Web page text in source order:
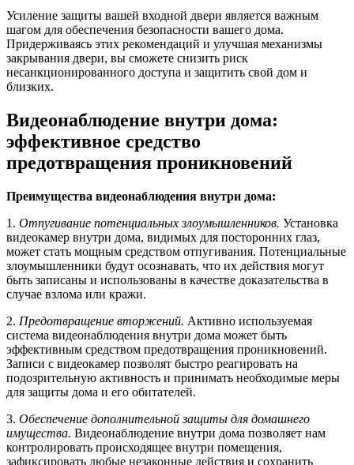
Усиление защиты вашей входной двери является важным
шагом для обеспечения безопасности вашего дома.
Придерживаясь этих рекомендаций и улучшая механизмы
закрывания двери, вы сможете снизить риск
несанкционированного доступа и защитить свой дом и
близких.
Видеонаблюдение внутри дома:
эффективное средство
предотвращения проникновений
Преимущества видеонаблюдения внутри дома:
1. Отпугивание потенциальных злоумышленников. Установка
видеокамер внутри дома, видимых для посторонних глаз,
может стать мощным средством отпугивания. Потенциальные
злоумышленники будут осознавать, что их действия могут
быть записаны и использованы в качестве доказательства в
случае взлома или кражи.
2. Предотвращение вторжений. Активно используемая
система видеонаблюдения внутри дома может быть
эффективным средством предотвращения проникновений.
Записи с видеокамер позволят быстро реагировать на
подозрительную активность и принимать необходимые меры
для защиты дома и его обитателей.
3. Обеспечение дополнительной защиты для домашнего
имущества. Видеонаблюдение внутри дома позволяет нам
контролировать происходящее внутри помещения,
зафиксировать любые незаконные действия и сохранить